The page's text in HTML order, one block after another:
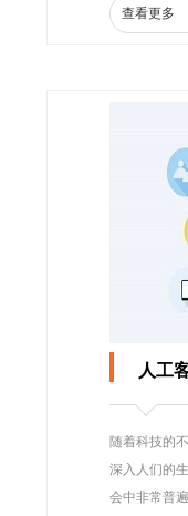
查看更多
人工
随着科技的
深入人们的
会中非常普